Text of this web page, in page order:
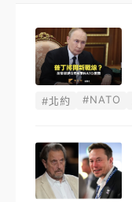
#北約 #NATO